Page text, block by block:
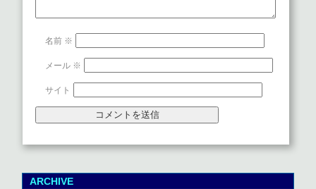
名前 ※
メール ※
サイト
ARCHIVE